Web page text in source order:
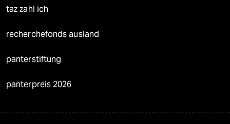
taz zahl ich
recherchefonds ausland
panterstiftung
panterpreis 2026